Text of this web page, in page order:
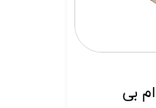
لنت ترمز عقب پژو 2008 ام بی